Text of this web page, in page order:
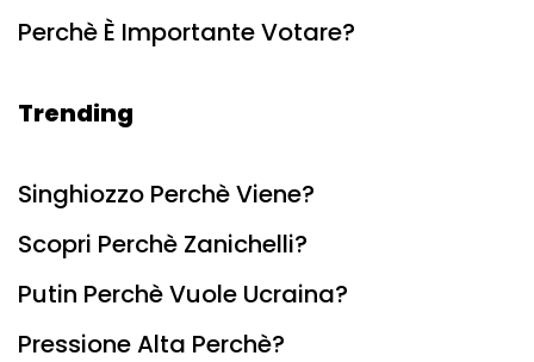
Perchè È Importante Votare?
Trending
Singhiozzo Perchè Viene?
Scopri Perchè Zanichelli?
Putin Perchè Vuole Ucraina?
Pressione Alta Perchè?